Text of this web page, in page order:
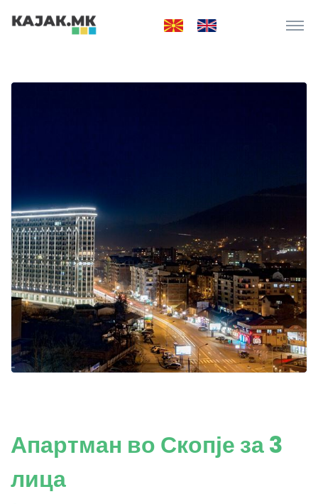
Апартман во Скопје за 3
лица